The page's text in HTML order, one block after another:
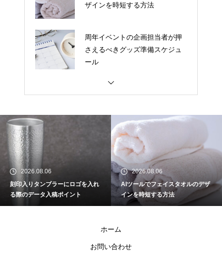
ザインを時短する方法
周年イベントの企画担当者が押
さえるべきグッズ準備スケジュ
ール
ランチバッグの入稿データ、解
BtoB向けノベルティとBtoC向け
グッズ、デザインの違い
【アイデア集】スマホケースが
活きるプレゼントのヒントを解
アクリルスタンド制作初心者必
2026.08.06
刻印入りタンブラーにロゴを入れ
る際のデータ入稿ポイント
2026.08.06
AIツールでフェイスタオルのデザ
インを時短する方法
ホーム
お問い合わせ